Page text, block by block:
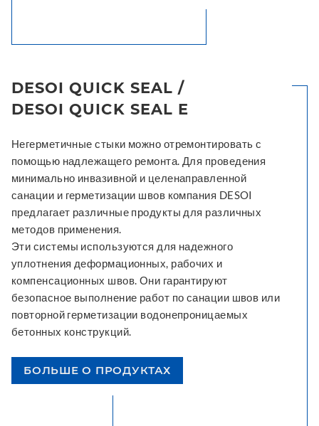
DESOI QUICK SEAL /
DESOI QUICK SEAL E
Негерметичные стыки можно отремонтировать с
помощью надлежащего ремонта. Для проведения
минимально инвазивной и целенаправленной
санации и герметизации швов компания DESOI
предлагает различные продукты для различных
методов применения.
Эти системы используются для надежного
уплотнения деформационных, рабочих и
компенсационных швов. Они гарантируют
безопасное выполнение работ по санации швов или
повторной герметизации водонепроницаемых
бетонных конструкций.
БОЛЬШЕ О ПРОДУКТАХ